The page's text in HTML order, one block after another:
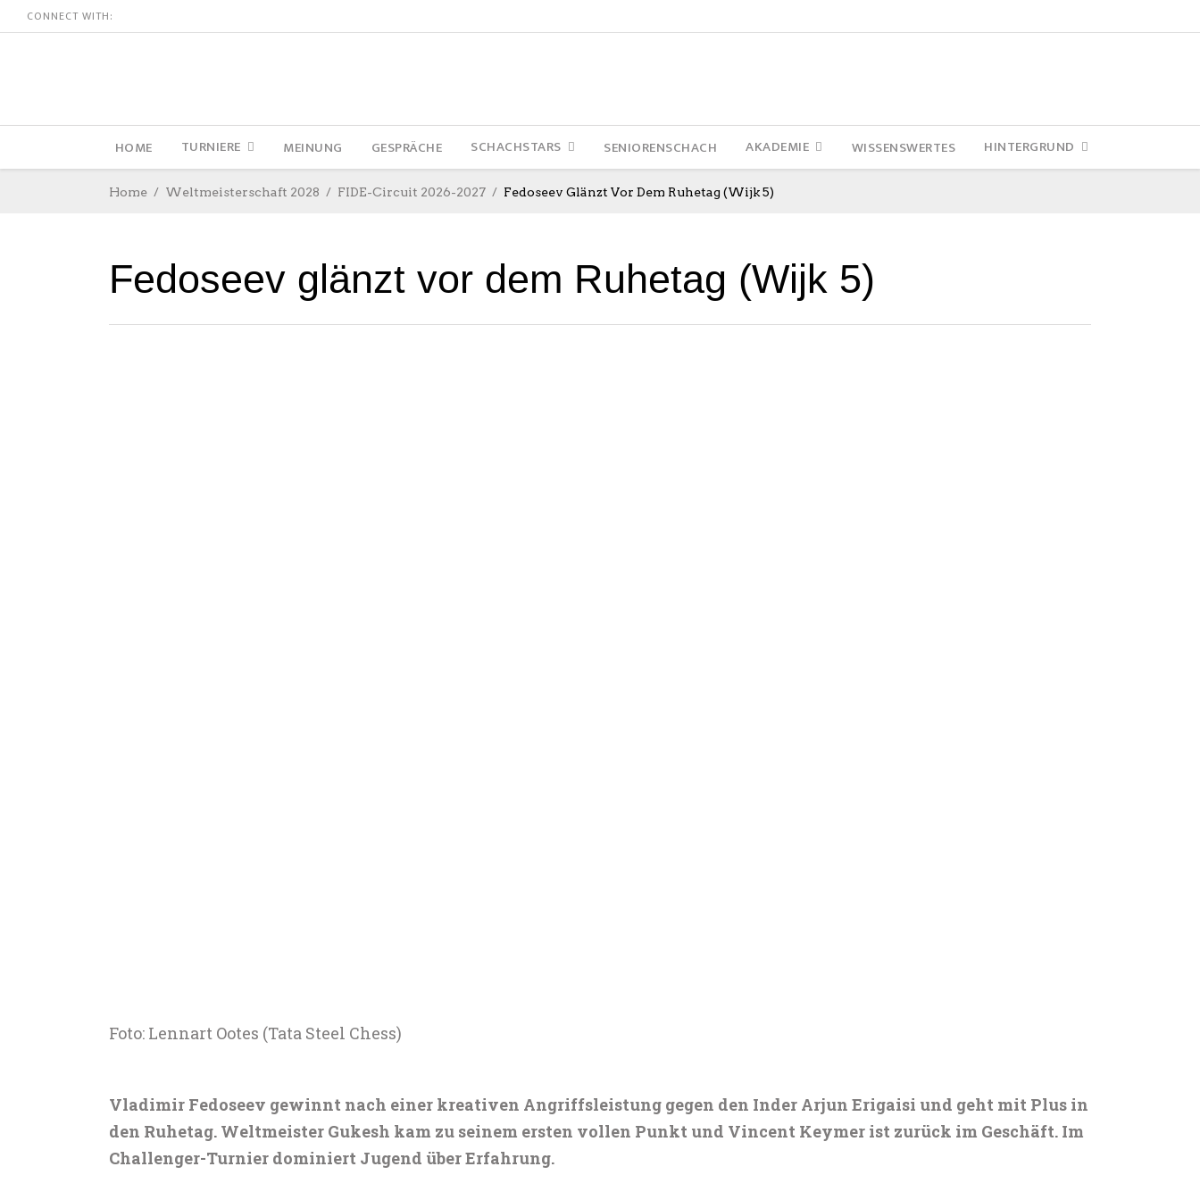
CONNECT WITH:
HOME TURNIERE MEINUNG GESPRÄCHE SCHACHSTARS SENIORENSCHACH AKADEMIE WISSENSWERTES HINTERGRUND
Home Weltmeisterschaft 2028 FIDE-Circuit 2026-2027 Fedoseev Glänzt Vor Dem Ruhetag (Wijk 5)
Fedoseev glänzt vor dem Ruhetag (Wijk 5)
Foto: Lennart Ootes (Tata Steel Chess)
Vladimir Fedoseev gewinnt nach einer kreativen Angriffsleistung gegen den Inder Arjun Erigaisi und geht mit Plus in
den Ruhetag. Weltmeister Gukesh kam zu seinem ersten vollen Punkt und Vincent Keymer ist zurück im Geschäft. Im
Challenger-Turnier dominiert Jugend über Erfahrung.